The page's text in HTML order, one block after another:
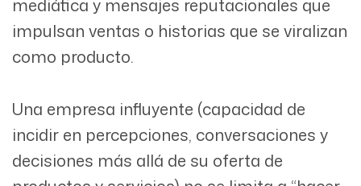
mediática y mensajes reputacionales que
impulsan ventas o historias que se viralizan
como producto.
Una empresa influyente (capacidad de
incidir en percepciones, conversaciones y
decisiones más allá de su oferta de